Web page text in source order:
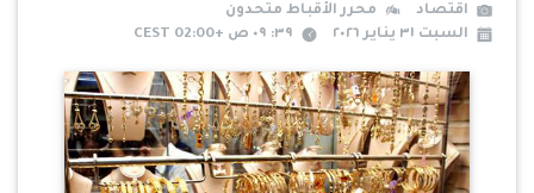
اقتصاد
محرر الأقباط متحدون
السبت ٣١ يناير ٢٠٢٦
٣٩: ٠٩ ص +02:00 CEST